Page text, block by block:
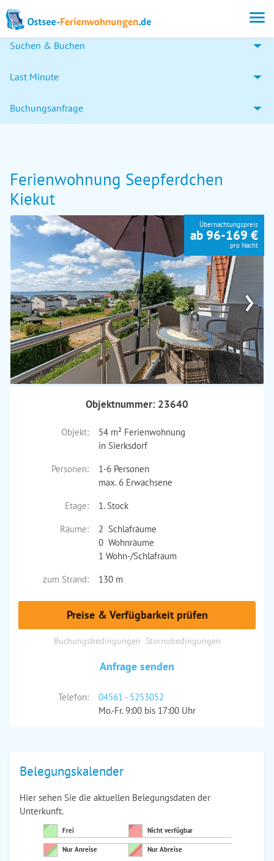
Suchen & Buchen
Last Minute
Buchungsanfrage
Ferienwohnung Seepferdchen
Kiekut
›
Übernachtungspreis
ab 96-169 €
pro Nacht
Objektnummer: 23640
Objekt:
54 m² Ferienwohnung
in Sierksdorf
Personen:
1-6 Personen
max. 6 Erwachsene
Etage:
1. Stock
Räume:
2 Schlafräume
0 Wohnräume
1 Wohn-/Schlafraum
zum Strand:
130 m
Preise & Verfügbarkeit prüfen
Buchungsbedingungen Stornobedingungen
Anfrage senden
Telefon:
04561 - 5253052
Mo.-Fr. 9:00 bis 17:00 Uhr
Belegungskalender
Hier sehen Sie die aktuellen Belegungsdaten der
Unterkunft.
Frei Nicht verfügbar
Nur Anreise Nur Abreise